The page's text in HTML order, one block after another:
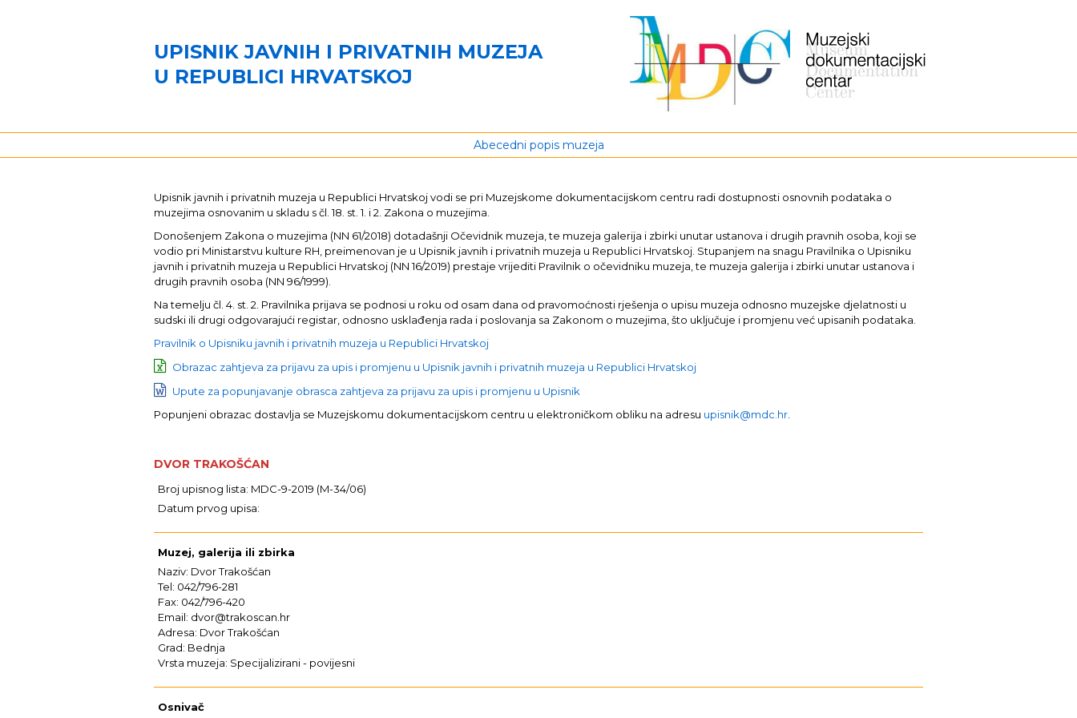
UPISNIK JAVNIH I PRIVATNIH MUZEJA
U REPUBLICI HRVATSKOJ
Abecedni popis muzeja
Upisnik javnih i privatnih muzeja u Republici Hrvatskoj vodi se pri Muzejskome dokumentacijskom centru radi dostupnosti osnovnih podataka o
muzejima osnovanim u skladu s čl. 18. st. 1. i 2. Zakona o muzejima.
Donošenjem Zakona o muzejima (NN 61/2018) dotadašnji Očevidnik muzeja, te muzeja galerija i zbirki unutar ustanova i drugih pravnih osoba, koji se
vodio pri Ministarstvu kulture RH, preimenovan je u Upisnik javnih i privatnih muzeja u Republici Hrvatskoj. Stupanjem na snagu Pravilnika o Upisniku
javnih i privatnih muzeja u Republici Hrvatskoj (NN 16/2019) prestaje vrijediti Pravilnik o očevidniku muzeja, te muzeja galerija i zbirki unutar ustanova i
drugih pravnih osoba (NN 96/1999).
Na temelju čl. 4. st. 2. Pravilnika prijava se podnosi u roku od osam dana od pravomoćnosti rješenja o upisu muzeja odnosno muzejske djelatnosti u
sudski ili drugi odgovarajući registar, odnosno usklađenja rada i poslovanja sa Zakonom o muzejima, što uključuje i promjenu već upisanih podataka.
Pravilnik o Upisniku javnih i privatnih muzeja u Republici Hrvatskoj
Obrazac zahtjeva za prijavu za upis i promjenu u Upisnik javnih i privatnih muzeja u Republici Hrvatskoj
Upute za popunjavanje obrasca zahtjeva za prijavu za upis i promjenu u Upisnik
Popunjeni obrazac dostavlja se Muzejskomu dokumentacijskom centru u elektroničkom obliku na adresu upisnik@mdc.hr
DVOR TRAKOŠĆAN
Broj upisnog lista: MDC-9-2019 (M-34/06)
Datum prvog upisa:
Muzej, galerija ili zbirka
Naziv: Dvor Trakošćan
Tel: 042/796-281
Fax: 042/796-420
Email: dvor@trakoscan.hr
Adresa: Dvor Trakošćan
Grad: Bednja
Vrsta muzeja: Specijalizirani - povijesni
Osnivač